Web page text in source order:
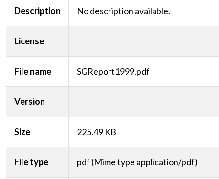
Description No description available.
License
File name SGReport1999.pdf
Version
Size 225.49 KB
File type pdf (Mime type application/pdf)